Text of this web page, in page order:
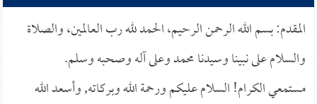
المقدم: بسم الله الرحمن الرحيم، الحمد لله رب العالمين، والصلاة
والسلام على نبينا وسيدنا محمد وعلى آله وصحبه وسلم.
مستمعي الكرام! السلام عليكم ورحمة الله وبركاته, وأسعد الله